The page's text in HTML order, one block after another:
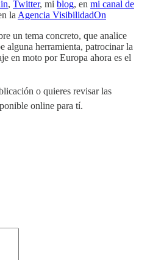
, Twitter, mi blog, en mi canal de
la Agencia VisibilidadOn
un tema concreto, que analice
alguna herramienta, patrocinar la
en moto por Europa ahora es el
o quieres revisar las
online para tí.